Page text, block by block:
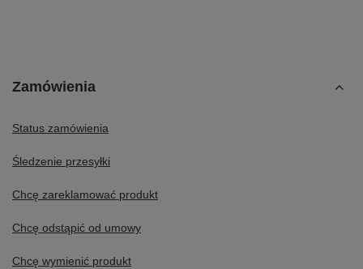
Zamówienia
Status zamówienia
Śledzenie przesyłki
Chcę zareklamować produkt
Chcę odstąpić od umowy
Chcę wymienić produkt